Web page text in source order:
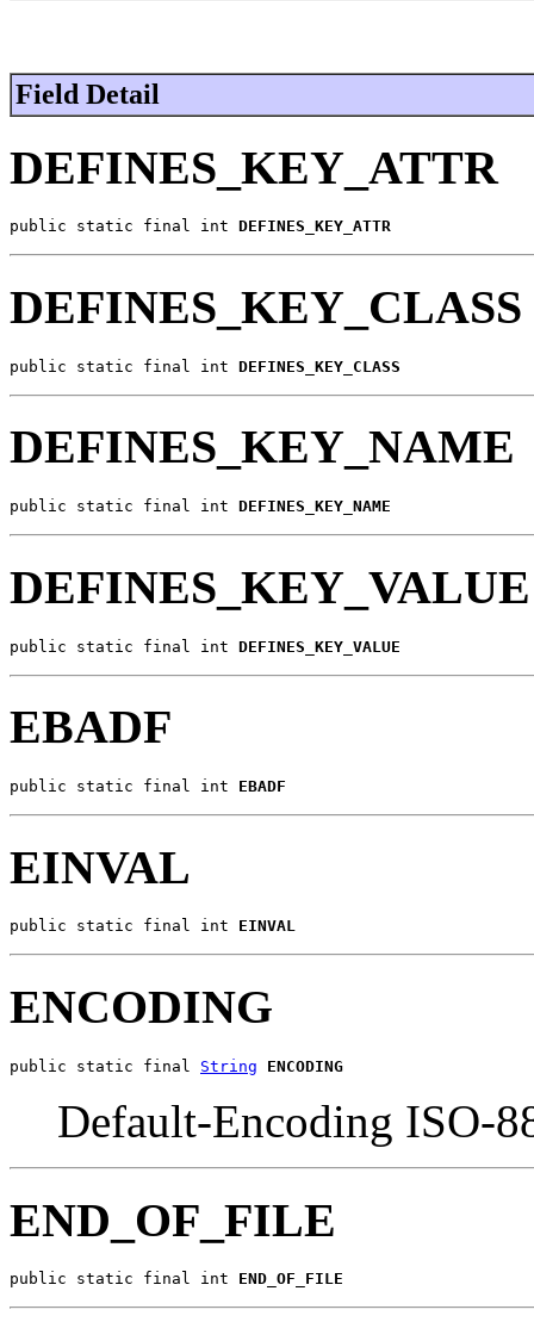
Field Detail
DEFINES_KEY_ATTR
public static final int DEFINES_KEY_ATTR
DEFINES_KEY_CLASS
public static final int DEFINES_KEY_CLASS
DEFINES_KEY_NAME
public static final int DEFINES_KEY_NAME
DEFINES_KEY_VALUE
public static final int DEFINES_KEY_VALUE
EBADF
public static final int EBADF
EINVAL
public static final int EINVAL
ENCODING
public static final String ENCODING
Default-Encoding ISO-
END_OF_FILE
public static final int END_OF_FILE